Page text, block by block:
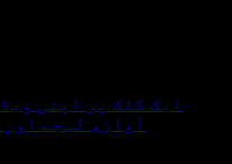
ایک کلک پر اپنی
آواز، لہجے اور